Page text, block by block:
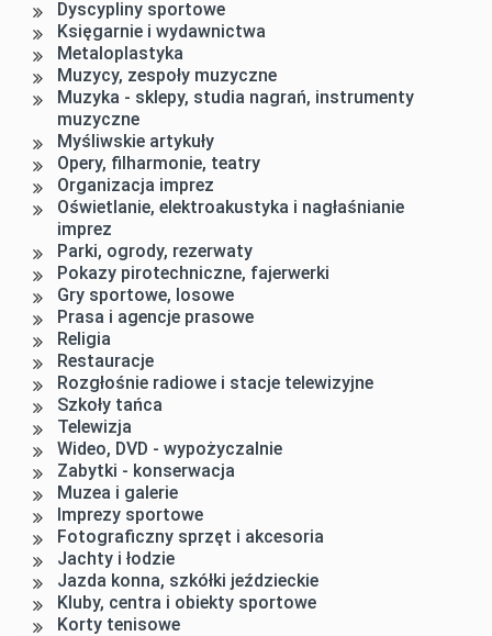
Dyscypliny sportowe
Księgarnie i wydawnictwa
Metaloplastyka
Muzycy, zespoły muzyczne
Muzyka - sklepy, studia nagrań, instrumenty
muzyczne
Myśliwskie artykuły
Opery, filharmonie, teatry
Organizacja imprez
Oświetlanie, elektroakustyka i nagłaśnianie
imprez
Parki, ogrody, rezerwaty
Pokazy pirotechniczne, fajerwerki
Gry sportowe, losowe
Prasa i agencje prasowe
Religia
Restauracje
Rozgłośnie radiowe i stacje telewizyjne
Szkoły tańca
Telewizja
Wideo, DVD - wypożyczalnie
Zabytki - konserwacja
Muzea i galerie
Imprezy sportowe
Fotograficzny sprzęt i akcesoria
Jachty i łodzie
Jazda konna, szkółki jeździeckie
Kluby, centra i obiekty sportowe
Korty tenisowe